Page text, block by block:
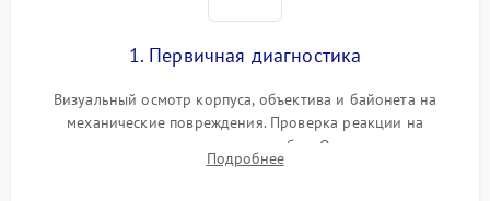
1. Первичная диагностика
Визуальный осмотр корпуса, объектива и байонета на
механические повреждения. Проверка реакции на
включение, считывание кодов ошибок. Оценка состояния
матрицы и затвора, проверка работы автофокуса и вспышки.
Подробнее